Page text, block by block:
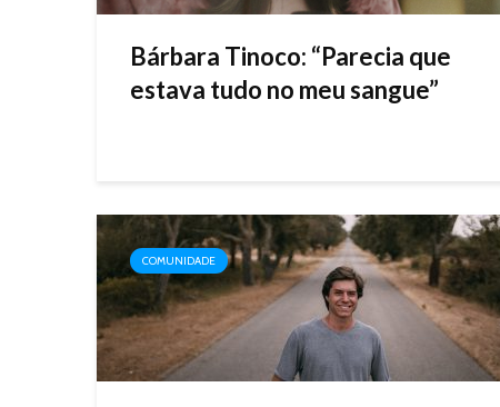
Bárbara Tinoco: “Parecia que
estava tudo no meu sangue”
COMUNIDADE